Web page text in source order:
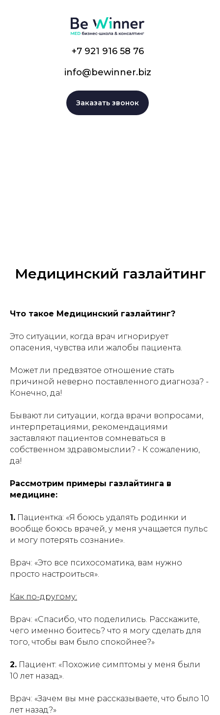
+7 921 916 58 76
info@bewinner.biz
Заказать звонок
Медицинский газлайтинг
Что такое Медицинский газлайтинг?
Это ситуации, когда врач игнорирует
опасения, чувства или жалобы пациента.
Может ли предвзятое отношение стать
причиной неверно поставленного диагноза? -
Конечно, да!
Бывают ли ситуации, когда врачи вопросами,
интерпретациями, рекомендациями
заставляют пациентов сомневаться в
собственном здравомыслии? - К сожалению,
да!
Рассмотрим примеры газлайтинга в
медицине:
1. Пациентка: «Я боюсь удалять родинки и
вообще боюсь врачей, у меня учащается пульс
и могу потерять сознание».
Врач: «Это все психосоматика, вам нужно
просто настроиться».
Как по-другому:
Врач: «Спасибо, что поделились. Расскажите,
чего именно боитесь? что я могу сделать для
того, чтобы вам было спокойнее?»
2. Пациент: «Похожие симптомы у меня были
10 лет назад».
Врач: «Зачем вы мне рассказываете, что было 10
лет назад?»